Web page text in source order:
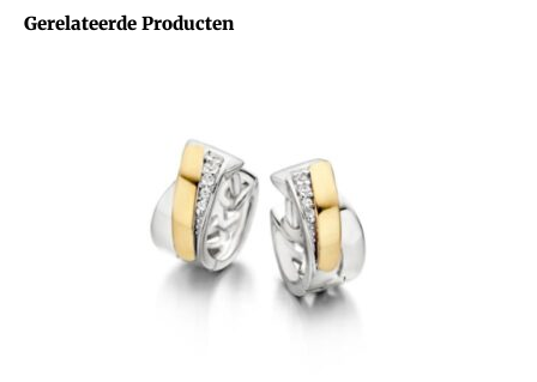
Gerelateerde Producten